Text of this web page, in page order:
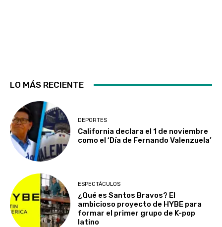
LO MÁS RECIENTE
DEPORTES
California declara el 1 de noviembre
como el ‘Día de Fernando Valenzuela’
ESPECTÁCULOS
¿Qué es Santos Bravos? El
ambicioso proyecto de HYBE para
formar el primer grupo de K-pop
latino